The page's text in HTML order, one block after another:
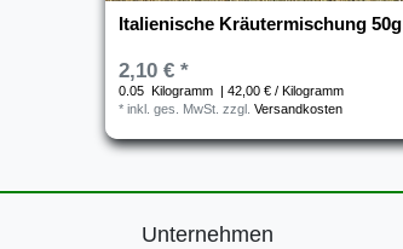
Italienische Kräutermischung 50g
2,10 € *
0.05 Kilogramm
| 42,00 € / Kilogramm
*inkl. ges. MwSt. zzgl.Versandkosten
Unternehmen